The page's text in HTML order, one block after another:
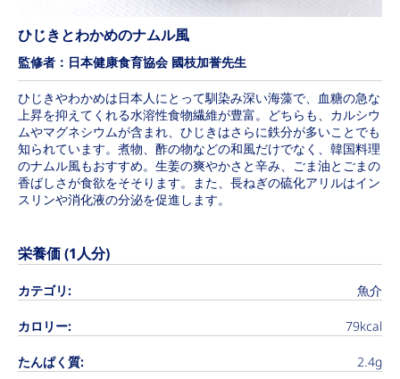
ひじきとわかめのナムル風
監修者：日本健康食育協会 國枝加誉先生
ひじきやわかめは日本人にとって馴染み深い海藻で、血糖の急な
上昇を抑えてくれる水溶性食物繊維が豊富。どちらも、カルシウ
ムやマグネシウムが含まれ、ひじきはさらに鉄分が多いことでも
知られています。煮物、酢の物などの和風だけでなく、韓国料理
のナムル風もおすすめ。生姜の爽やかさと辛み、ごま油とごまの
香ばしさが食欲をそそります。また、長ねぎの硫化アリルはイン
スリンや消化液の分泌を促進します。
栄養価 (1人分)
カテゴリ:
魚介
カロリー:
79kcal
たんぱく質:
2.4g